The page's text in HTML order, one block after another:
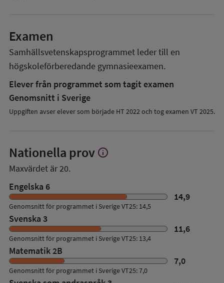
Examen
Samhällsvetenskapsprogrammet leder till en
högskoleförberedande gymnasieexamen.
Elever från programmet som tagit examen
Genomsnitt i Sverige
Uppgiften avser elever som började HT 2022 och tog examen VT 2025.
Nationella prov Visa
prov
info
Maxvärdet är 20.
Engelska 6
14,9
Genomsnitt för programmet i Sverige VT25: 14,5
Svenska 3
11,6
Genomsnitt för programmet i Sverige VT25: 13,4
Matematik 2B
7,0
Genomsnitt för programmet i Sverige VT25: 7,0